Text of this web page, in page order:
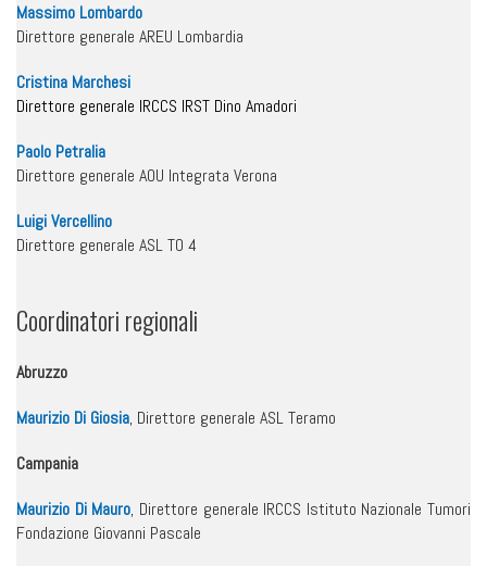
Massimo Lombardo
Direttore generale AREU Lombardia
Cristina Marchesi
Direttore generale IRCCS IRST Dino Amadori
Paolo Petralia
Direttore generale AOU Integrata Verona
Luigi Vercellino
Direttore generale ASL TO 4
Coordinatori regionali
Abruzzo
Maurizio Di Giosia, Direttore generale ASL Teramo
Campania
Maurizio Di Mauro, Direttore generale IRCCS Istituto Nazionale Tumori
Fondazione Giovanni Pascale